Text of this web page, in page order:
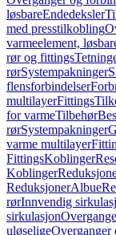
løsbareEndedeksler
med presstilkobling
varmeelement,
rør og fittings
rørSystempakninger
flensforbindelser
multilayerFittings
for varmeTilbehør
rørSystempakninger
varme multilayer
FittingsKoblinger
Koblinger
ReduksjonerAlbue
rørInnvendig
sirkulasjon
uløseligeOverganger